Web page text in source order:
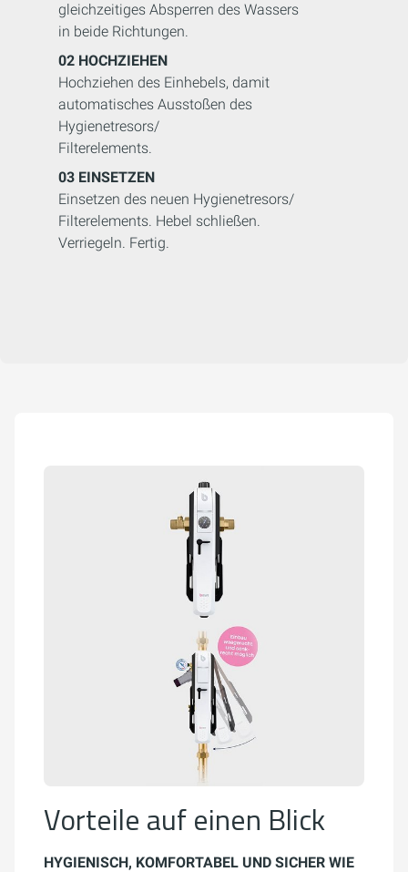
gleichzeitiges Absperren des Wassers
in beide Richtungen.
02 HOCHZIEHEN
Hochziehen des Einhebels, damit
automatisches Ausstoßen des
Hygienetresors/
Filterelements.
03 EINSETZEN
Einsetzen des neuen Hygienetresors/
Filterelements. Hebel schließen.
Verriegeln. Fertig.
Vorteile auf einen Blick
HYGIENISCH, KOMFORTABEL UND SICHER WIE